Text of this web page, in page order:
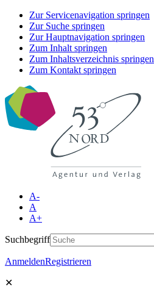
Zur Servicenavigation springen
Zur Suche springen
Zur Hauptnavigation springen
Zum Inhalt springen
Zum Inhaltsverzeichnis springen
Zum Kontakt springen
A-
A
A+
Suchbegriff
AnmeldenRegistrieren
✕